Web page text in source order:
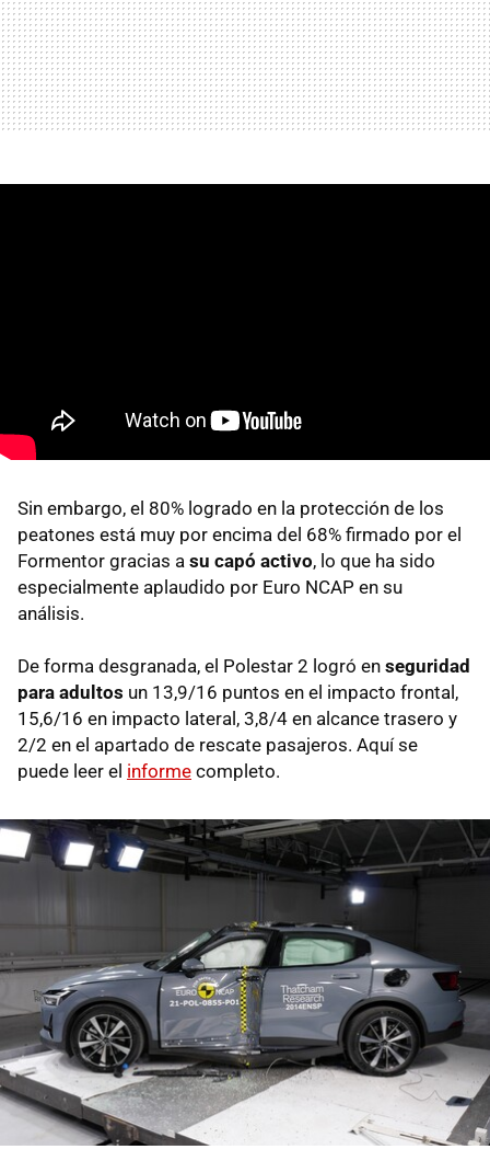
Sin embargo, el 80% logrado en la protección de los
peatones está muy por encima del 68% firmado por el
Formentor gracias a su capó activo, lo que ha sido
especialmente aplaudido por Euro NCAP en su
análisis.
De forma desgranada, el Polestar 2 logró en seguridad
para adultos un 13,9/16 puntos en el impacto frontal,
15,6/16 en impacto lateral, 3,8/4 en alcance trasero y
2/2 en el apartado de rescate pasajeros. Aquí se
puede leer el informe completo.